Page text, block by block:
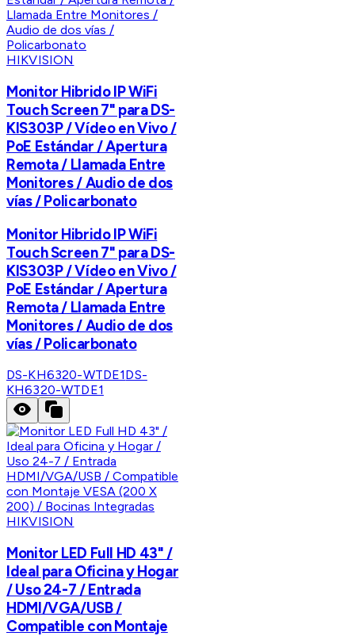
HIKVISION
Monitor Hibrido IP WiFi
Touch Screen 7" para DS-
KIS303P / Vídeo en Vivo /
PoE Estándar / Apertura
Remota / Llamada Entre
Monitores / Audio de dos
vías / Policarbonato
Monitor Hibrido IP WiFi
Touch Screen 7" para DS-
KIS303P / Vídeo en Vivo /
PoE Estándar / Apertura
Remota / Llamada Entre
Monitores / Audio de dos
vías / Policarbonato
DS-KH6320-WTDE1DS-
KH6320-WTDE1
HIKVISION
Monitor LED Full HD 43" /
Ideal para Oficina y Hogar
/ Uso 24-7 / Entrada
HDMI/VGA/USB /
Compatible con Montaje